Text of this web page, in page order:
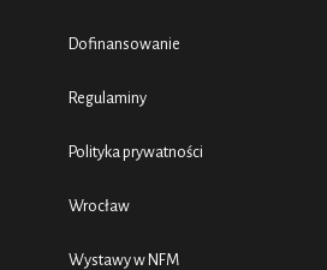
Dofinansowanie
Regulaminy
Polityka prywatności
Wrocław
Wystawy w NFM